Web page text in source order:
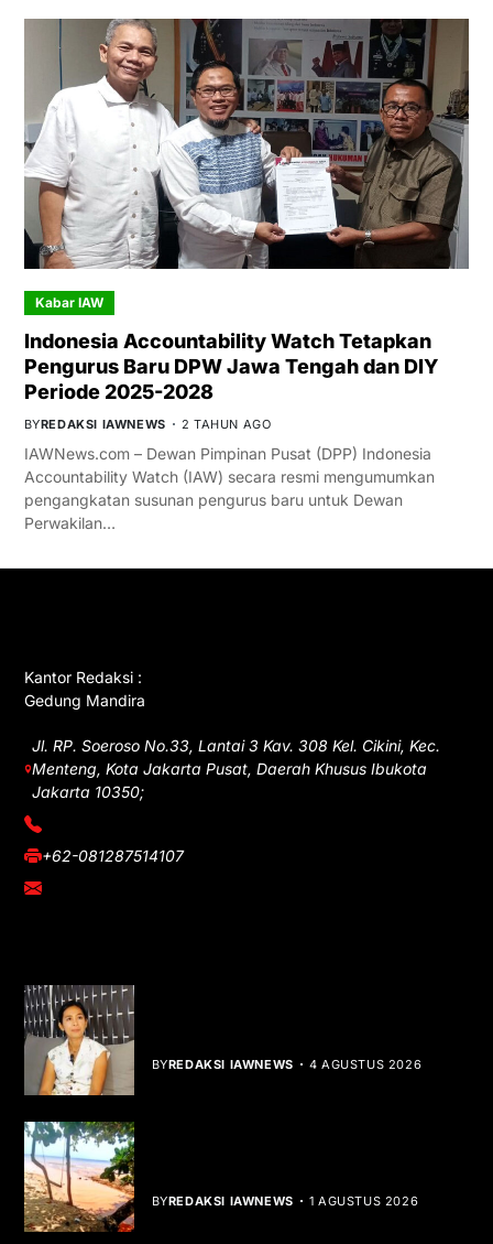
Kabar IAW
Indonesia Accountability Watch Tetapkan
Pengurus Baru DPW Jawa Tengah dan DIY
Periode 2025-2028
BYREDAKSI IAWNEWS 2 TAHUN AGO
IAWNews.com – Dewan Pimpinan Pusat (DPP) Indonesia
Accountability Watch (IAW) secara resmi mengumumkan
pengangkatan susunan pengurus baru untuk Dewan
Perwakilan…
Kantor Redaksi :
Gedung Mandira
Jl. RP. Soeroso No.33, Lantai 3 Kav. 308 Kel. Cikini, Kec.
Menteng, Kota Jakarta Pusat, Daerah Khusus Ibukota
Jakarta 10350;
(021) 3908026
+62-081287514107
adm@iawnews.com
BYREDAKSI IAWNEWS 4 AGUSTUS 2026
BYREDAKSI IAWNEWS 1 AGUSTUS 2026